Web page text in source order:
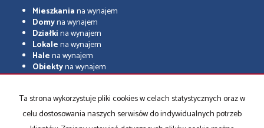
Mieszkaniana wynajem
Domyna wynajem
Działkina wynajem
Lokalena wynajem
Halena wynajem
Obiektyna wynajem
Mieszkania
na sprzedaż
Domyna sprzedaż
Ta strona wykorzystuje pliki cookies w celach statystycznych oraz w
celu dostosowania naszych serwisów do indywidualnych potrzeb